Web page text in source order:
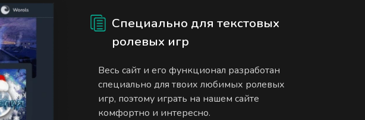
Специально для текстовых
ролевых игр
Весь сайт и его функционал разработан
специально для твоих любимых ролевых
игр, поэтому играть на нашем сайте
комфортно и интересно.